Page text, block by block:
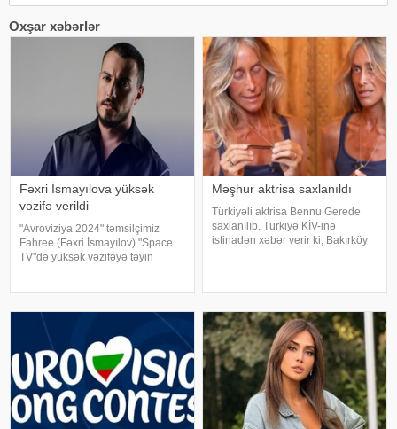
Oxşar xəbərlər
Fəxri İsmayılova yüksək
vəzifə verildi
"Avroviziya 2024" təmsilçimiz
Fahree (Fəxri İsmayılov) "Space
TV"də yüksək vəzifəyə təyin
TV"ni
Məşhur aktrisa saxlanıldı
Türkiyəli aktrisa Bennu Gerede
saxlanılıb. Türkiyə KİV-inə
istinadən xəbər verir ki, Bakırköy